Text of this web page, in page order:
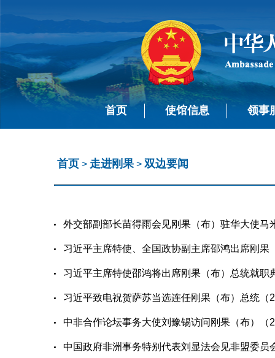
首页 使馆信息 领事
首页 > 走进刚果 > 双边要闻
外交部副部长苗得雨会见刚果（布）驻华大使马
习近平主席特使、全国政协副主席邵鸿出席刚
习近平主席特使邵鸿将出席刚果（布）总统就职
习近平致电祝贺萨苏当选连任刚果（布）总统（
中非合作论坛事务大使刘豫锡访问刚果（布）（
中国政府非洲事务特别代表刘显法会见非盟委